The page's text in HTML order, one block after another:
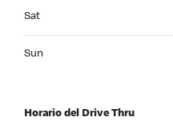
Sat
Sun
Horario del Drive Thru